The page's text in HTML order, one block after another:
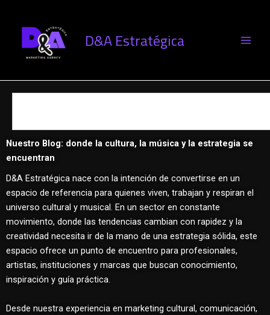
contenido
D&A Estratégica
Nuestro Blog: donde la cultura, la música y la estrategia se
encuentran
D&A Estratégica nace con la intención de convertirse en un
espacio de referencia para quienes viven, trabajan y respiran el
universo cultural y musical. En un sector en constante
movimiento, donde las tendencias cambian con rapidez y la
creatividad necesita ir de la mano de una estrategia sólida, este
espacio ofrece un punto de encuentro para profesionales,
artistas, instituciones y marcas que buscan conocimiento,
inspiración y guía práctica.
Desde nuestra experiencia en marketing cultural, comunicación,
r
c
h